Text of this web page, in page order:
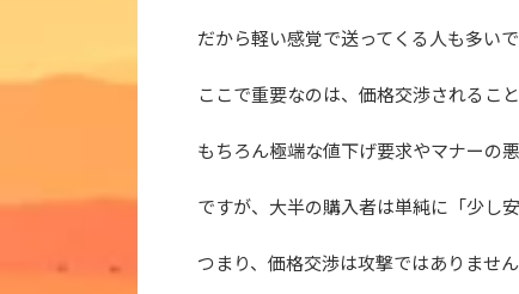
だから軽い感覚で送ってくる人も多いで
ここで重要なのは、価格交渉されるこ
もちろん極端な値下げ要求やマナーの
ですが、大半の購入者は単純に「少し
つまり、価格交渉は攻撃ではありません